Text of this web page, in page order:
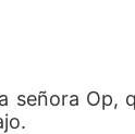
señora